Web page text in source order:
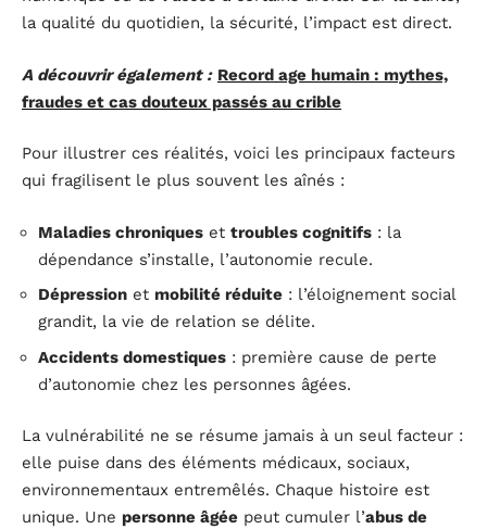
la qualité du quotidien, la sécurité, l’impact est direct.
A découvrir également : Record age humain : mythes,
fraudes et cas douteux passés au crible
Pour illustrer ces réalités, voici les principaux facteurs
qui fragilisent le plus souvent les aînés :
Maladies chroniques et troubles cognitifs : la
dépendance s’installe, l’autonomie recule.
Dépression et mobilité réduite : l’éloignement social
grandit, la vie de relation se délite.
Accidents domestiques : première cause de perte
d’autonomie chez les personnes âgées.
La vulnérabilité ne se résume jamais à un seul facteur :
elle puise dans des éléments médicaux, sociaux,
environnementaux entremêlés. Chaque histoire est
unique. Une personne âgée peut cumuler l’abus de